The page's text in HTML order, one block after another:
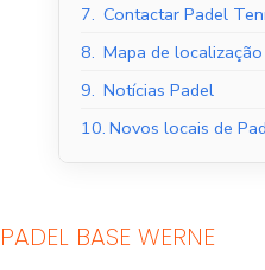
7. Contactar Padel
8. Mapa de localização
9. Notícias Padel
10. Novos locais de
PADEL BASE WERNE